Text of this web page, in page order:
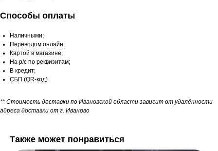
Способы оплаты
Наличными;
Переводом онлайн;
Картой в магазине;
На р/с по реквизитам;
В кредит;
СБП (QR-код)
** Стоимость доставки по Ивановской области зависит от удалённости
адреса доставки от г. Иваново
Также может понравиться